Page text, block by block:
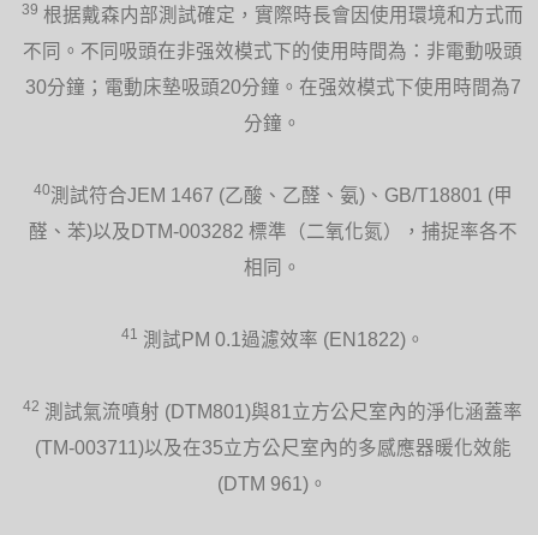
39 根据戴森内部測試確定，實際時長會因使用環境和方式而
不同。不同吸頭在非强效模式下的使用時間為：非電動吸頭
30分鐘；電動床墊吸頭20分鐘。在强效模式下使用時間為7
分鐘。
40測試符合JEM 1467 (乙酸、乙醛、氨)、GB/T18801 (甲
醛、苯)以及DTM-003282 標準（二氧化氮），捕捉率各不
相同。
41 測試PM 0.1過濾效率 (EN1822)。
42 測試氣流噴射 (DTM801)與81立方公尺室內的淨化涵蓋率
(TM-003711)以及在35立方公尺室內的多感應器暖化效能
(DTM 961)。